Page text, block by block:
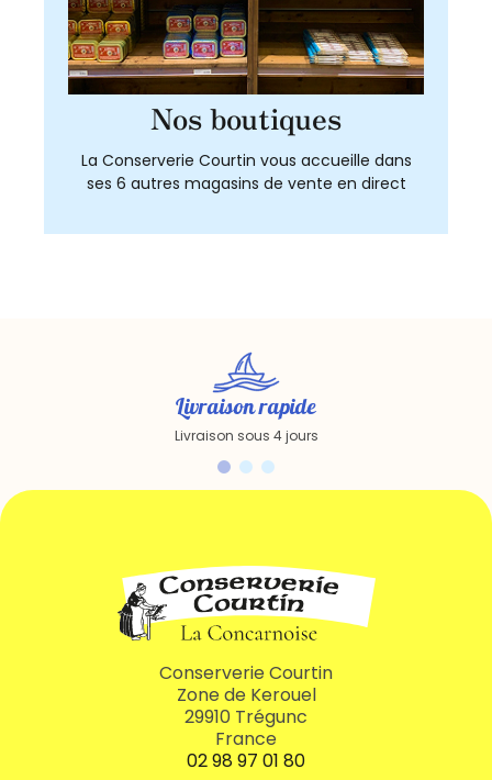
Nos boutiques
La Conserverie Courtin vous accueille dans
ses 6 autres magasins de vente en direct
Livraison rapide
Livraison sous 4 jours
Conserverie Courtin
Zone de Kerouel
29910 Trégunc
France
02 98 97 01 80